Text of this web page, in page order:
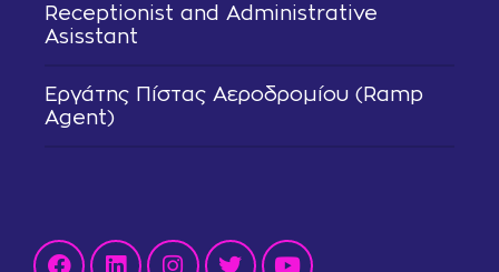
Receptionist and Administrative
Asisstant
Εργάτης Πίστας Αεροδρομίου (Ramp
Agent)